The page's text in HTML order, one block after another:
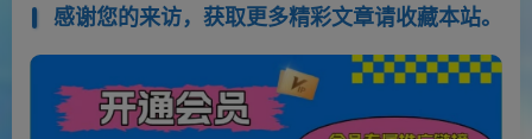
感谢您的来访，获取更多精彩文章请收藏本站。